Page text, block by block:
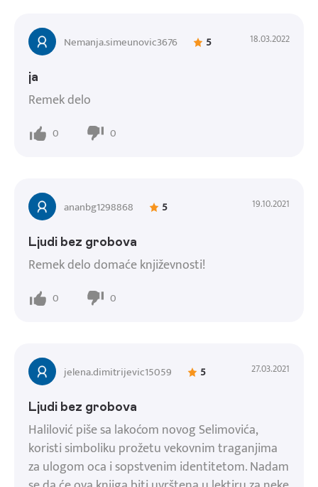
Nemanja.simeunovic3676 5 18.03.2022
ja
Remek delo
0 0
ananbg1298868 5 19.10.2021
Ljudi bez grobova
Remek delo domaće književnosti!
0 0
jelena.dimitrijevic15059 5 27.03.2021
Ljudi bez grobova
Halilović piše sa lakoćom novog Selimovića,
koristi simboliku prožetu vekovnim traganjima
za ulogom oca i sopstvenim identitetom. Nadam